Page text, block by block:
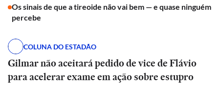
Os sinais de que a tireoide não vai bem — e quase ninguém
percebe
COLUNA DO ESTADÃO
Gilmar não aceitará pedido de vice de Flávio
para acelerar exame em ação sobre estupro